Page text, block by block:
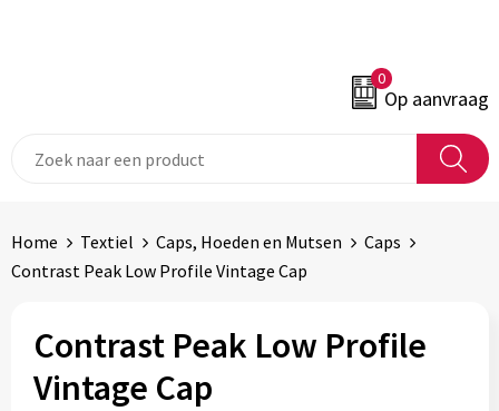
0
Op aanvraag
Home Textiel Caps, Hoeden en Mutsen
Caps
Contrast Peak Low Profile Vintage Cap
Contrast Peak Low Profile
Vintage Cap